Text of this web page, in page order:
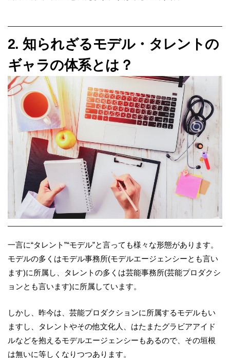
2. 知られざるモデル・タレントの
ギャラの体系とは？
一言に“タレント”“モデル”と言っても様々な形態があります。
モデルの多くはモデル事務所(モデルエージェンシーとも言い
ます)に所属し、タレントの多くは芸能事務所(芸能プロダクシ
ョンとも言います)に所属しています。
しかし、昨今は、芸能プロダクションに所属するモデルもい
ますし、タレントやその他文化人、はたまたグラビアアイド
ルなどを抱えるモデルエージェンシーもあるので、その垣根
は無いに等しくなりつつあります。